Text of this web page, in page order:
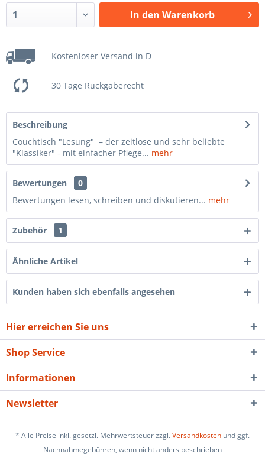
In den Warenkorb
Kostenloser Versand in D
30 Tage Rückgaberecht
Beschreibung
Couchtisch "Lesung" – der zeitlose und sehr beliebte
"Klassiker" - mit einfacher Pflege... mehr
Bewertungen
0
Bewertungen lesen, schreiben und diskutieren... mehr
Zubehör 1
Ähnliche Artikel
Kunden haben sich ebenfalls angesehen
Hier erreichen Sie uns
Shop Service
Informationen
Newsletter
* Alle Preise inkl. gesetzl. Mehrwertsteuer zzgl.Versandkosten und ggf.
Nachnahmegebühren, wenn nicht anders beschrieben